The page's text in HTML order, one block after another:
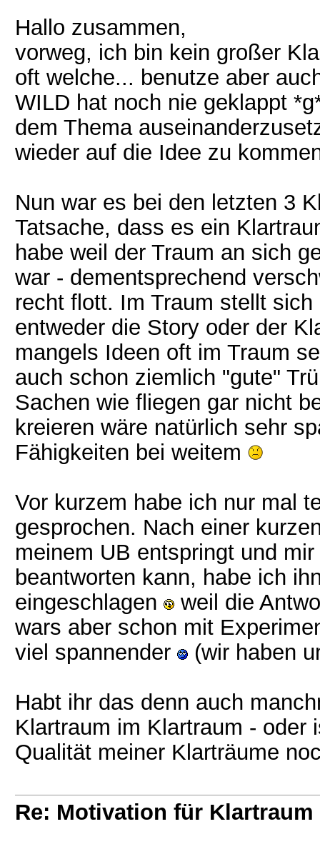
Hallo zusammen,
vorweg, ich bin kein großer
oft welche... benutze aber
WILD hat noch nie geklappt
dem Thema
wieder auf die Idee zu
Nun war es bei den letzten 3
Tatsache, dass es ein
habe weil der Traum an sich
war - dementsprechend
recht flott. Im Traum stellt
entweder die Story oder der
mangels Ideen oft im Traum
auch schon ziemlich "gute"
Sachen wie fliegen gar nicht
kreieren wäre natürlich sehr
Fähigkeiten bei weitem
Vor kurzem habe ich nur mal
gesprochen. Nach einer
meinem UB entspringt und
beantworten kann, habe ich
eingeschlagen
weil die
wars aber schon mit
viel spannender
(wir haben
Habt ihr das denn auch
Klartraum im Klartraum - oder
Qualität meiner Klarträume
Re: Motivation für